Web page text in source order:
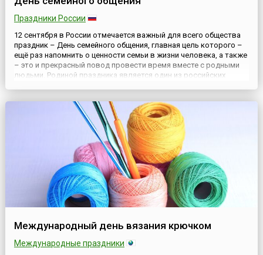
Праздники России
12 сентября в России отмечается важный для всего общества
праздник – День семейного общения, главная цель которого –
ещё раз напомнить о ценности семьи в жизни человека, а также
– это и прекрасный повод провести время вместе с родными
людьми. Родиной праздника является один из российских
Международный день вязания крючком
Международные праздники